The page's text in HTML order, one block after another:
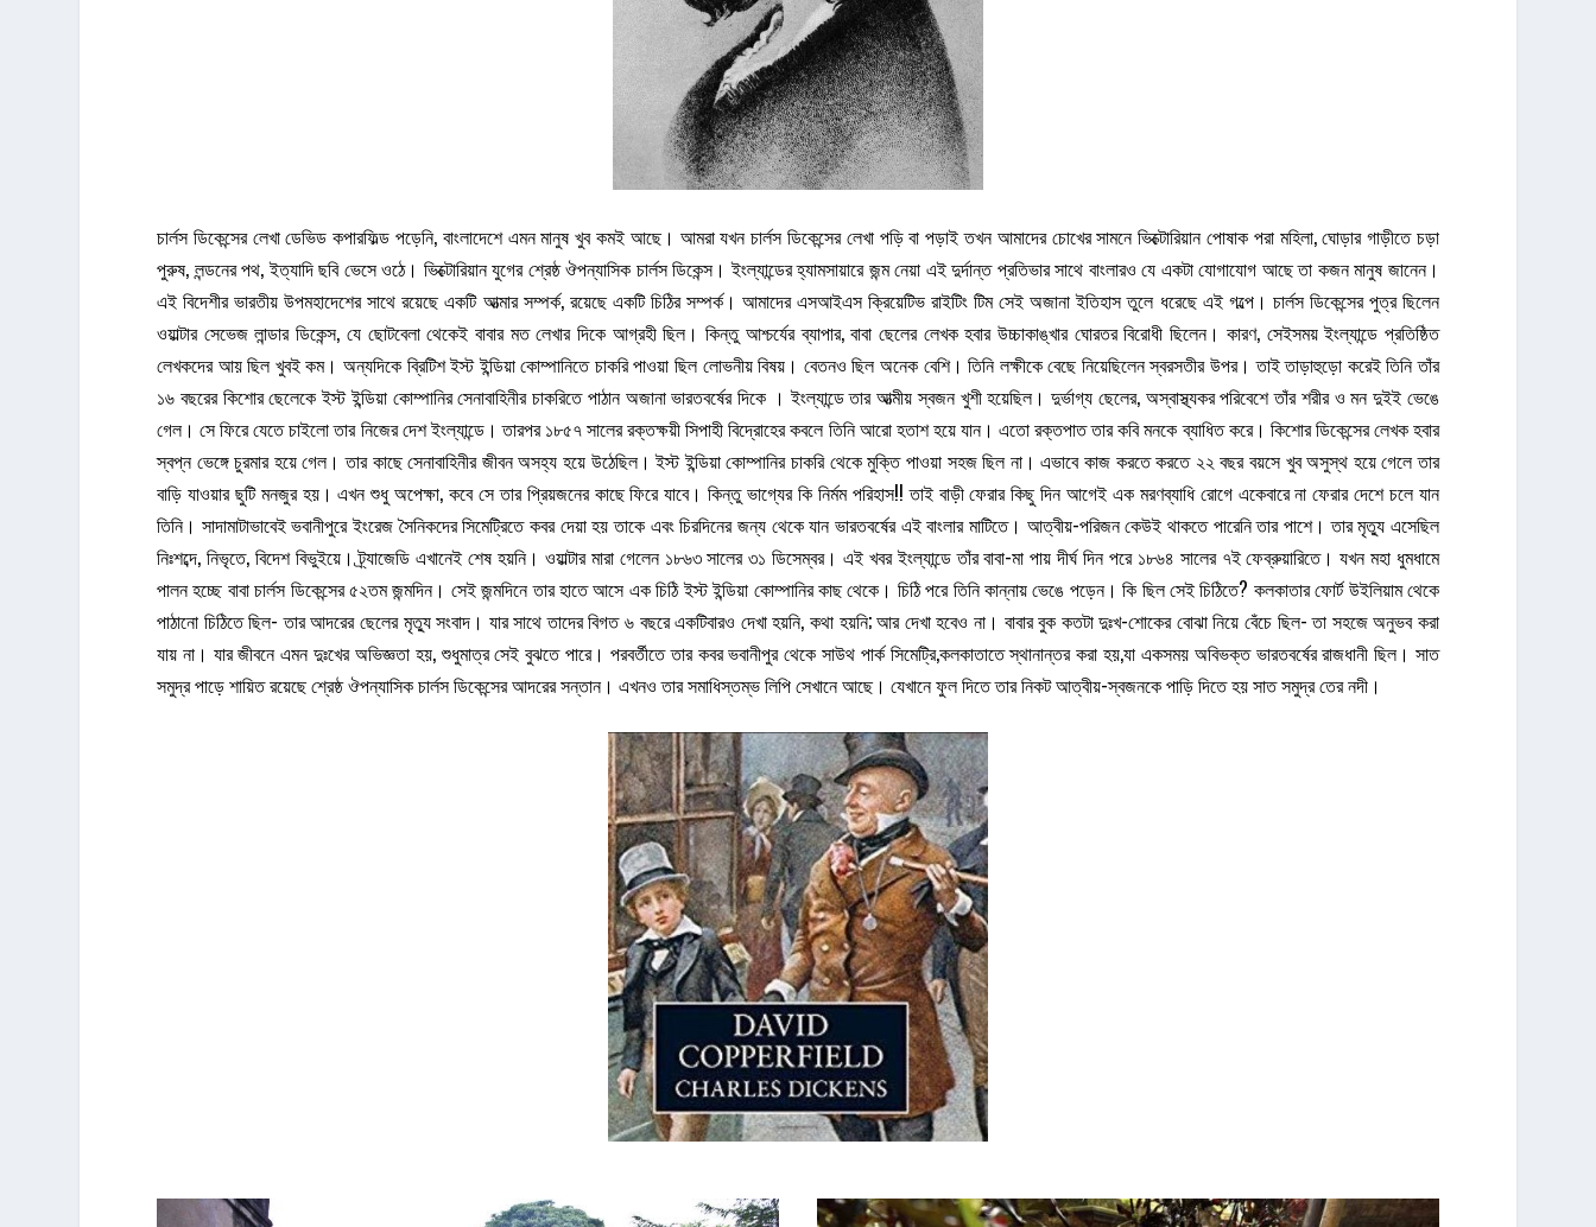
চার্লস ডিকেন্সের লেখা ডেভিড কপারফিল্ড পড়েনি, বাংলাদেশে এমন মানুষ খুব কমই আছে। আমরা যখন চার্লস ডিকেন্সের লেখা পড়ি বা পড়াই তখন আমাদের চোখের সামনে ভিক্টোরিয়ান পোষাক পরা মহিলা, ঘোড়ার গাড়ীতে চড়া
পুরুষ, লন্ডনের পথ, ইত্যাদি ছবি ভেসে ওঠে। ভিক্টোরিয়ান যুগের শ্রেষ্ঠ ঔপন্যাসিক চার্লস ডিকেন্স। ইংল্যান্ডের হ্যামসায়ারে জন্ম নেয়া এই দুর্দান্ত প্রতিভার সাথে বাংলারও যে একটা যোগাযোগ আছে তা কজন মানুষ জানেন।
এই বিদেশীর ভারতীয় উপমহাদেশের সাথে রয়েছে একটি আত্মার সম্পর্ক, রয়েছে একটি চিঠির সম্পর্ক। আমাদের এসআইএস ক্রিয়েটিভ রাইটিং টিম সেই অজানা ইতিহাস তুলে ধরেছে এই গল্পে। চার্লস ডিকেন্সের পুত্র ছিলেন
ওয়াল্টার সেভেজ লান্ডার ডিকেন্স, যে ছোটবেলা থেকেই বাবার মত লেখার দিকে আগ্রহী ছিল। কিন্তু আশ্চর্যের ব্যাপার, বাবা ছেলের লেখক হবার উচ্চাকাঙ্খার ঘোরতর বিরোধী ছিলেন। কারণ, সেইসময় ইংল্যান্ডে প্রতিষ্ঠিত
লেখকদের আয় ছিল খুবই কম। অন্যদিকে ব্রিটিশ ইস্ট ইন্ডিয়া কোম্পানিতে চাকরি পাওয়া ছিল লোভনীয় বিষয়। বেতনও ছিল অনেক বেশি। তিনি লক্ষীকে বেছে নিয়েছিলেন স্বরসতীর উপর। তাই তাড়াহুড়ো করেই তিনি তাঁর
১৬ বছরের কিশোর ছেলেকে ইস্ট ইন্ডিয়া কোম্পানির সেনাবাহিনীর চাকরিতে পাঠান অজানা ভারতবর্ষের দিকে । ইংল্যান্ডে তার আত্মীয় স্বজন খুশী হয়েছিল। দুর্ভাগ্য ছেলের, অস্বাস্থ্যকর পরিবেশে তাঁর শরীর ও মন দুইই ভেঙে
গেল। সে ফিরে যেতে চাইলো তার নিজের দেশ ইংল্যান্ডে। তারপর ১৮৫৭ সালের রক্তক্ষয়ী সিপাহী বিদ্রোহের কবলে তিনি আরো হতাশ হয়ে যান। এতো রক্তপাত তার কবি মনকে ব্যাধিত করে। কিশোর ডিকেন্সের লেখক হবার
স্বপ্ন ভেঙ্গে চুরমার হয়ে গেল। তার কাছে সেনাবাহিনীর জীবন অসহ্য হয়ে উঠেছিল। ইস্ট ইন্ডিয়া কোম্পানির চাকরি থেকে মুক্তি পাওয়া সহজ ছিল না। এভাবে কাজ করতে করতে ২২ বছর বয়সে খুব অসুস্থ হয়ে গেলে তার
বাড়ি যাওয়ার ছুটি মনজুর হয়। এখন শুধু অপেক্ষা, কবে সে তার প্রিয়জনের কাছে ফিরে যাবে। কিন্তু ভাগ্যের কি নির্মম পরিহাস!! তাই বাড়ী ফেরার কিছু দিন আগেই এক মরণব্যাধি রোগে একেবারে না ফেরার দেশে চলে যান
তিনি। সাদামাটাভাবেই ভবানীপুরে ইংরেজ সৈনিকদের সিমেট্রিতে কবর দেয়া হয় তাকে এবং চিরদিনের জন্য থেকে যান ভারতবর্ষের এই বাংলার মাটিতে। আত্বীয়-পরিজন কেউই থাকতে পারেনি তার পাশে। তার মৃত্যু এসেছিল
নিঃশব্দে, নিভৃতে, বিদেশ বিভুইয়ে। ট্র্যাজেডি এখানেই শেষ হয়নি। ওয়াল্টার মারা গেলেন ১৮৬৩ সালের ৩১ ডিসেম্বর। এই খবর ইংল্যান্ডে তাঁর বাবা-মা পায় দীর্ঘ দিন পরে ১৮৬৪ সালের ৭ই ফেব্রুয়ারিতে। যখন মহা ধুমধামে
পালন হচ্ছে বাবা চার্লস ডিকেন্সের ৫২তম জন্মদিন। সেই জন্মদিনে তার হাতে আসে এক চিঠি ইস্ট ইন্ডিয়া কোম্পানির কাছ থেকে। চিঠি পরে তিনি কান্নায় ভেঙে পড়েন। কি ছিল সেই চিঠিতে? কলকাতার ফোর্ট উইলিয়াম থেকে
পাঠানো চিঠিতে ছিল- তার আদরের ছেলের মৃত্যু সংবাদ। যার সাথে তাদের বিগত ৬ বছরে একটিবারও দেখা হয়নি, কথা হয়নি; আর দেখা হবেও না। বাবার বুক কতটা দুঃখ-শোকের বোঝা নিয়ে বেঁচে ছিল- তা সহজে অনুভব করা
যায় না। যার জীবনে এমন দুঃখের অভিজ্ঞতা হয়, শুধুমাত্র সেই বুঝতে পারে। পরবর্তীতে তার কবর ভবানীপুর থেকে সাউথ পার্ক সিমেট্রি,কলকাতাতে স্থানান্তর করা হয়,যা একসময় অবিভক্ত ভারতবর্ষের রাজধানী ছিল। সাত
সমুদ্র পাড়ে শায়িত রয়েছে শ্রেষ্ঠ ঔপন্যাসিক চার্লস ডিকেন্সের আদরের সন্তান। এখনও তার সমাধিস্তম্ভ লিপি সেখানে আছে। যেখানে ফুল দিতে তার নিকট আত্বীয়-স্বজনকে পাড়ি দিতে হয় সাত সমুদ্র তের নদী।